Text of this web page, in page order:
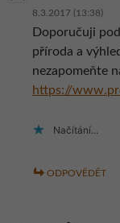
8.3.2017 (13:38)
Doporučuji
příroda a
nezapomeňte
https://
Načítání...
ODPOVĚDĚT